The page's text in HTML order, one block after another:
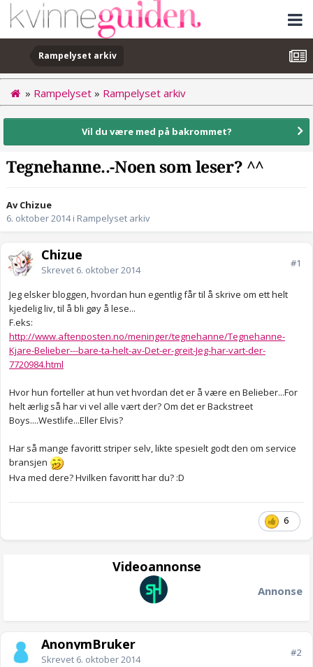
Rampelyset arkiv
» Rampelyset » Rampelyset arkiv
Vil du være med på bakrommet?
Tegnehanne..-Noen som leser? ^^
Av Chizue
6. oktober 2014i Rampelyset arkiv
Chizue
Skrevet 6. oktober 2014
#1
Jeg elsker bloggen, hvordan hun egentlig får til å skrive om ett helt
kjedelig liv, til å bli gøy å lese...
F.eks:
http://www.aftenposten.no/meninger/tegnehanne/Tegnehanne-
Kjare-Belieber---bare-ta-helt-av-Det-er-greit-Jeg-har-vart-der-
7720984.html
Hvor hun forteller at hun vet hvordan det er å være en Belieber...For
helt ærlig så har vi vel alle vært der? Om det er Backstreet
Boys....Westlife...Eller Elvis?
Har så mange favoritt striper selv, likte spesielt godt den om service
bransjen
Hva med dere? Hvilken favoritt har du? :D
6
Videoannonse
Annonse
AnonymBruker
Skrevet 6. oktober 2014
#2